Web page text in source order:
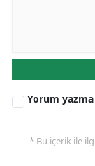
Yorum yazma
* Bu içerik ile